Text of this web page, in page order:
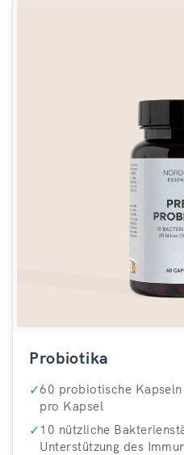
Probiotika
✓60 probiotische
pro Kapsel
✓10 nützliche
Unterstützung des